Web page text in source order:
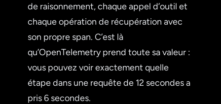
de raisonnement, chaque appel d’outil et
chaque opération de récupération avec
son propre span. C’est là
qu’OpenTelemetry prend toute sa valeur :
vous pouvez voir exactement quelle
étape dans une requête de 12 secondes a
pris 6 secondes.